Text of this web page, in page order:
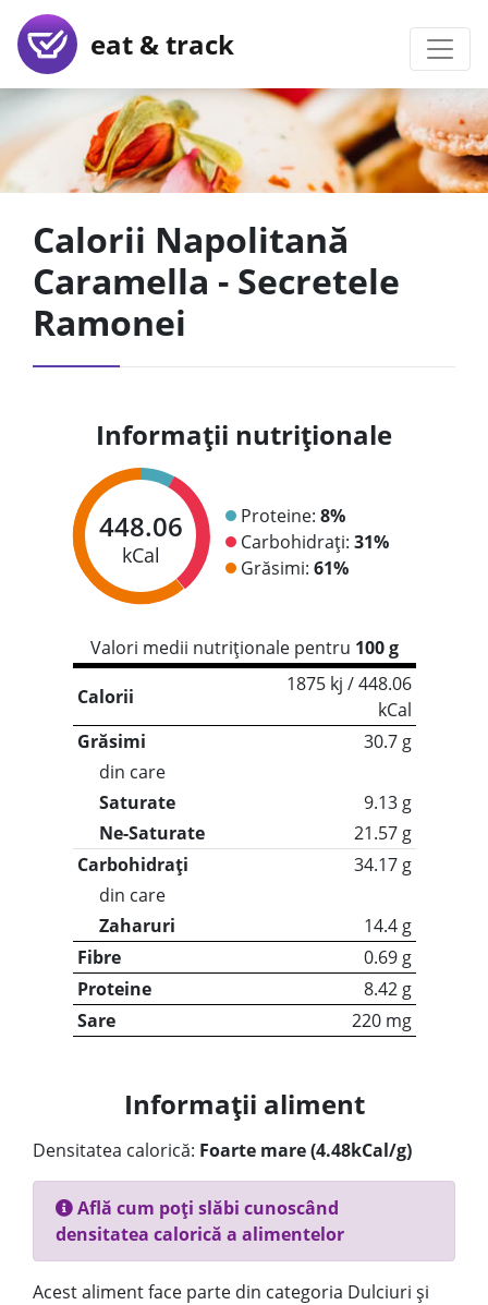
eat & track
Calorii Napolitană
Caramella - Secretele
Ramonei
Informații nutriționale
448.06
kCal
Proteine: 8%
Carbohidrați: 31%
Grăsimi: 61%
Valori medii nutriționale pentru 100 g
Calorii
1875 kj / 448.06
kCal
Grăsimi
30.7 g
din care
Saturate
9.13 g
Ne-Saturate
21.57 g
Carbohidrați
34.17 g
din care
Zaharuri
14.4 g
Fibre
0.69 g
Proteine
8.42 g
Sare
220 mg
Informații aliment
Densitatea calorică: Foarte mare (4.48kCal/g)
Află cum poți slăbi cunoscând
densitatea calorică a alimentelor
Acest aliment face parte din categoria Dulciuri și